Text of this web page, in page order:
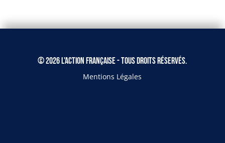
© 2026 L'Action Française - Tous droits réservés.
Mentions Légales